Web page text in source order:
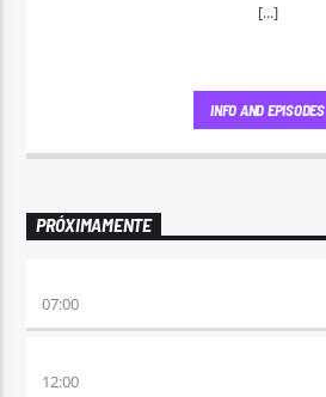
[...]
INFO AND EPISODES
PRÓXIMAMENTE
07:00
12:00